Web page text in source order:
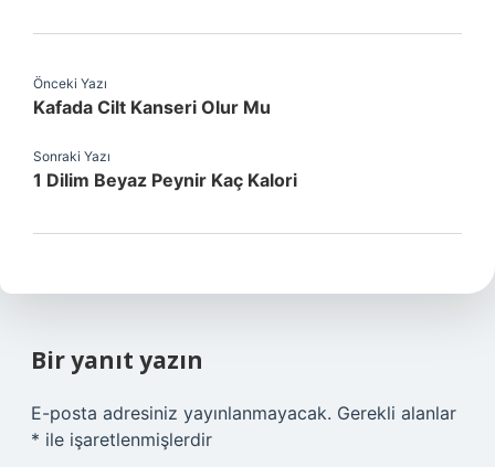
Önceki Yazı
Kafada Cilt Kanseri Olur Mu
Sonraki Yazı
1 Dilim Beyaz Peynir Kaç Kalori
Bir yanıt yazın
E-posta adresiniz yayınlanmayacak. Gerekli alanlar
* ile işaretlenmişlerdir